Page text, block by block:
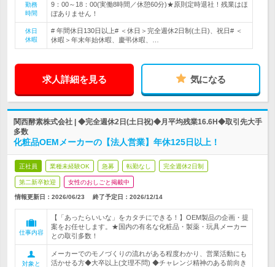
勤務
時間
9：00～18：00(実働8時間／休憩60分)★原則定時退社！残業はほ
ぼありません！
休日
休暇
# 年間休日130日以上# ＜休日＞完全週休2日制(土日)、祝日# ＜
休暇＞年末年始休暇、慶弔休暇、…
求人詳細を見る 気になる
関西酵素株式会社 | ◆完全週休2日(土日祝)◆月平均残業16.6H◆取引先大手
多数
化粧品OEMメーカーの【法人営業】年休125日以上！
正社員 業種未経験OK 急募 転勤なし 完全週休2日制
第二新卒歓迎 女性のおしごと掲載中
情報更新日：2026/06/23 終了予定日： 2026/12/14
仕事内容
【「あったらいいな」をカタチにできる！】OEM製品の企画・提
案をお任せします。★国内の有名な化粧品・製薬・玩具メーカー
との取引多数！
対象と
メーカーでのモノづくりの流れがある程度わかり、営業活動にも
活かせる方◆大卒以上(文理不問) ◆チャレンジ精神のある前向き